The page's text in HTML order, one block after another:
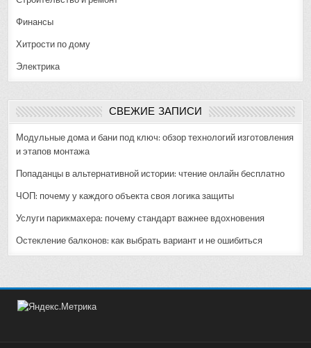
Финансы
Хитрости по дому
Электрика
СВЕЖИЕ ЗАПИСИ
Модульные дома и бани под ключ: обзор технологий изготовления
и этапов монтажа
Попаданцы в альтернативной истории: чтение онлайн бесплатно
ЧОП: почему у каждого объекта своя логика защиты
Услуги парикмахера: почему стандарт важнее вдохновения
Остекление балконов: как выбрать вариант и не ошибиться